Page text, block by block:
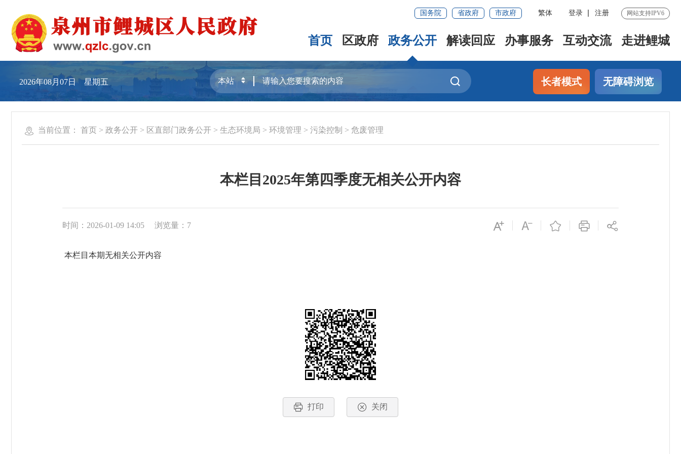
国务院 省政府 市政府 繁体 登录 注册 网站支持IPV6
首页 区政府 政务公开 解读回应 办事服务 互动交流 走进鲤城
2026年08月07日 星期五 长者模式 无障碍浏览
当前位置： 首页 > 政务公开 > 区直部门政务公开 > 生态环境局 > 环境管理 > 污染控制 > 危废管理
本栏目2025年第四季度无相关公开内容
时间：2026-01-09 14:05 浏览量： 7
本栏目本期无相关公开内容
打印 关闭